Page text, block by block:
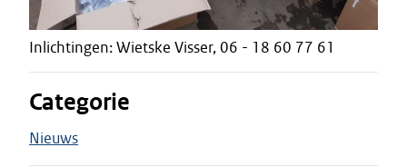
Inlichtingen: Wietske Visser, 06 - 18 60 77 61
Categorie
Nieuws